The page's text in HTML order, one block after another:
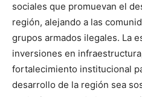
sociales que promuevan el
región, alejando a las
grupos armados ilegales. La
inversiones en
fortalecimiento institucional
desarrollo de la región sea